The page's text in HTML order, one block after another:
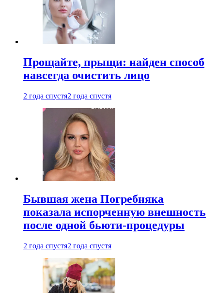
Прощайте, прыщи: найден способ
навсегда очистить лицо
2 года спустя2 года спустя
Бывшая жена Погребняка
показала испорченную внешность
после одной бьюти-процедуры
2 года спустя2 года спустя